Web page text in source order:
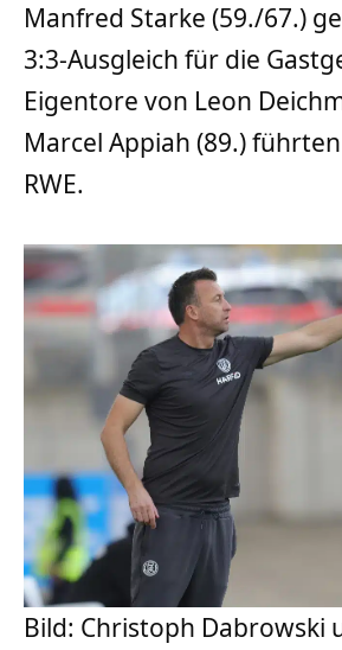
Manfred Starke (59./67.)
3:3-Ausgleich für die
Eigentore von Leon
Marcel Appiah (89.)
RWE.
Bild: Christoph Dabrowski